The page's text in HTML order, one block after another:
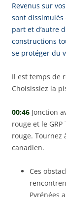
Revenus sur
sont dissimulés
part et d’autre
constructions
se protéger du
Il est temps de
Choisissiez la
00:46 Jonction
rouge et le
rouge. Tournez
canadien.
Ces
Pyrénées